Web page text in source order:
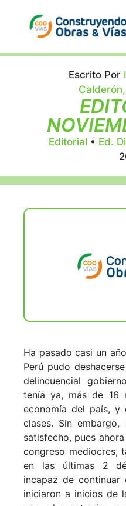
contenido
Escrito Por
Editorial • Ed.
Ha pasado casi un
Perú pudo
delincuencial
tenía ya, más de 16
economía del país, y
clases. Sin
satisfecho, pues
congreso mediocres,
en las últimas 2
incapaz de
iniciaron a inicios de